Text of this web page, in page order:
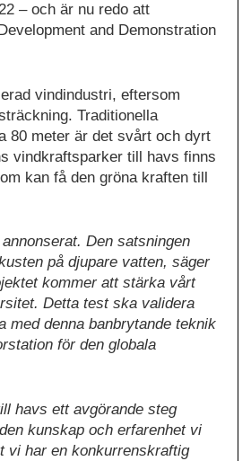
– och är nu redo att
and Demonstration
vindindustri, eftersom
Traditionella
80 meter är det svårt och dyrt
vindkraftsparker till havs finns
kan få den gröna kraften till
Den satsningen
på djupare vatten, säger
kommer att stärka vårt
Detta test ska validera
med denna banbrytande teknik
för den globala
havs ett avgörande steg
kunskap och erfarenhet vi
vi har en konkurrenskraftig